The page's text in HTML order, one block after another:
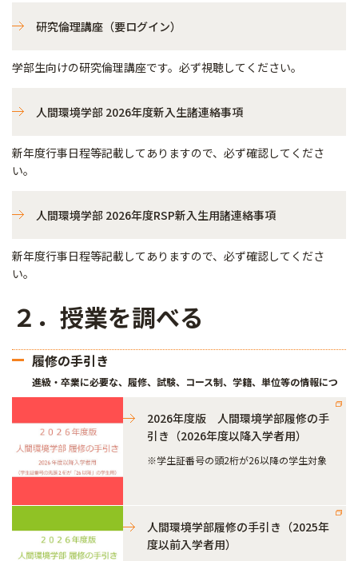
研究倫理講座（要ログイン）
学部生向けの研究倫理講座です。必ず視聴してください。
人間環境学部 2026年度新入生諸連絡事項
新年度行事日程等記載してありますので、必ず確認してくださ
い。
人間環境学部 2026年度RSP新入生用諸連絡事項
新年度行事日程等記載してありますので、必ず確認してくださ
い。
２．授業を調べる
履修の手引き
進級・卒業に必要な、履修、試験、コース制、学籍、単位等の情報につ
いて公開しています。必ず確認するようにしてください。
2026年度版 人間環境学部履修の手
引き（2026年度以降入学者用）
※学生証番号の頭2桁が26以降の学生対象
人間環境学部履修の手引き（2025年
度以前入学者用）